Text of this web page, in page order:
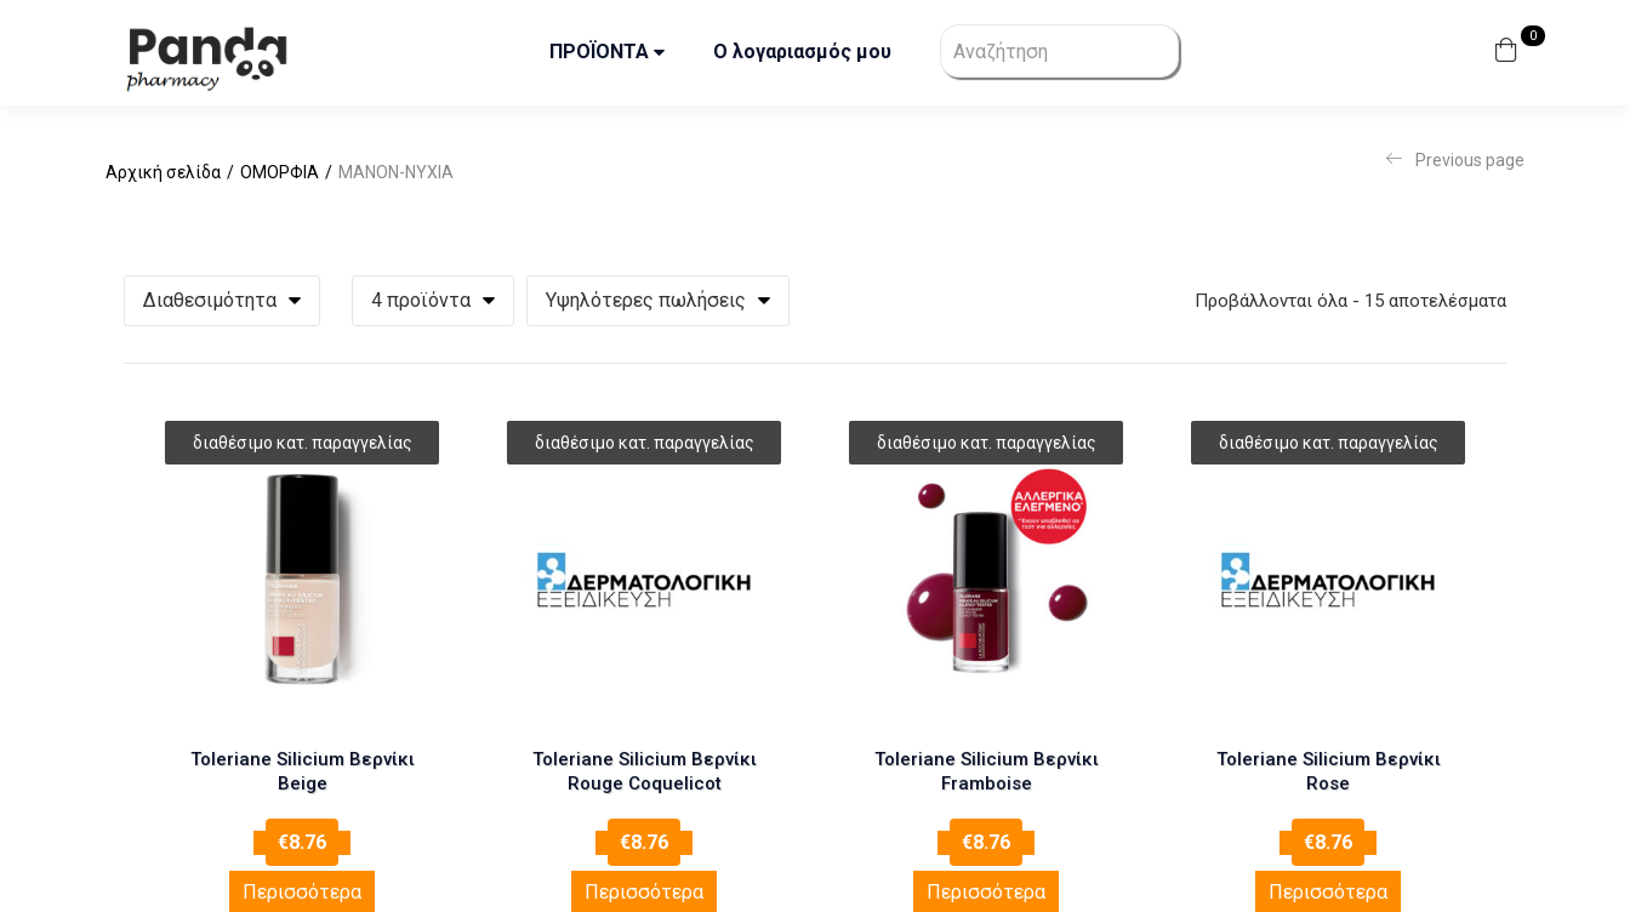
ΠΡΟΪΟΝΤΑ Ο λογαριασμός μου
0
Αρχική σελίδα ΟΜΟΡΦΙΑ MANON-ΝΥΧΙΑ
Previous page
Προβάλλονται όλα - 15 αποτελέσματα
Υψηλότερες πωλήσεις
4 προϊόντα
Διαθεσιμότητα
Toleriane Silicium Βερνίκι
Beige
€8.76
Περισσότερα
Toleriane Silicium Βερνίκι
Rouge Coquelicot
€8.76
Περισσότερα
Toleriane Silicium Βερνίκι
Framboise
€8.76
Περισσότερα
Toleriane Silicium Βερνίκι
Rose
€8.76
Περισσότερα